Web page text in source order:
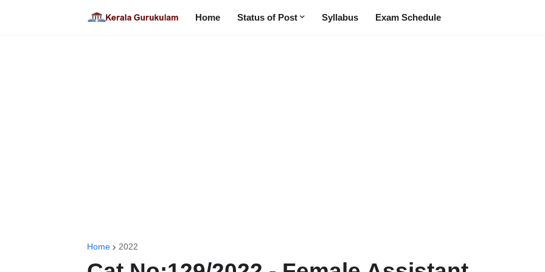
Home Status of Post Syllabus Exam Schedule
Home 2022